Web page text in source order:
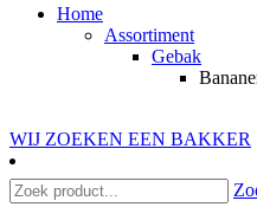
Home
Assortiment
Gebak
WIJ ZOEKEN EEN BAKKER